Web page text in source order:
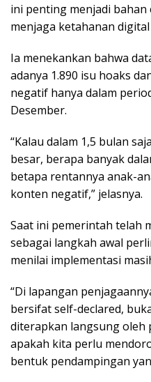
ini penting menjadi bahan
menjaga ketahanan
Ia menekankan bahwa
adanya 1.890 isu hoaks
negatif hanya dalam
Desember.
“Kalau dalam 1,5 bulan
besar, berapa banyak
betapa rentannya anak-
konten negatif,” jelasnya.
Saat ini pemerintah telah
sebagai langkah awal
menilai implementasi
“Di lapangan
bersifat self-declared,
diterapkan langsung oleh
apakah kita perlu
bentuk pendampingan